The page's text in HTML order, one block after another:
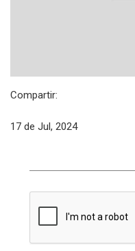
Compartir:
17 de Jul, 2024